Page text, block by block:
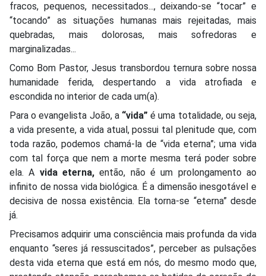
fracos, pequenos, necessitados..., deixando-se “tocar” e
“tocando” as situações humanas mais rejeitadas, mais
quebradas, mais dolorosas, mais sofredoras e
marginalizadas...
Como Bom Pastor, Jesus transbordou ternura sobre nossa
humanidade ferida, despertando a vida atrofiada e
escondida no interior de cada um(a).
Para o evangelista João, a “vida” é uma totalidade, ou seja,
a vida presente, a vida atual, possui tal plenitude que, com
toda razão, podemos chamá-la de “vida eterna”; uma vida
com tal força que nem a morte mesma terá poder sobre
ela. A vida eterna, então, não é um prolongamento ao
infinito de nossa vida biológica. É a dimensão inesgotável e
decisiva de nossa existência. Ela torna-se “eterna” desde
já.
Precisamos adquirir uma consciência mais profunda da vida
enquanto “seres já ressuscitados”, perceber as pulsações
desta vida eterna que está em nós, do mesmo modo que,